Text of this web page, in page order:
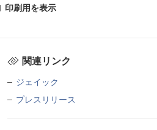
印刷用を表示
関連リンク
ジェイック
プレスリリース